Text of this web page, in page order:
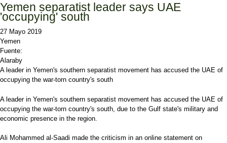
Yemen separatist leader says UAE
'occupying' south
27 Mayo 2019
Yemen
Fuente:
Alaraby
A leader in Yemen's southern separatist movement has accused the UAE of
occupying the war-torn country's south
A leader in Yemen's southern separatist movement has accused the UAE of
occupying the war-torn country's south, due to the Gulf state's military and
economic presence in the region.
Ali Mohammed al-Saadi made the criticism in an online statement on